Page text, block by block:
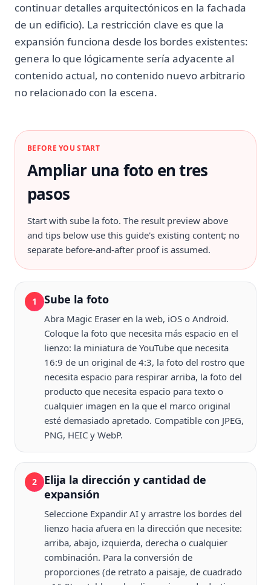
continuar detalles arquitectónicos en la fachada
de un edificio). La restricción clave es que la
expansión funciona desde los bordes existentes:
genera lo que lógicamente sería adyacente al
contenido actual, no contenido nuevo arbitrario
no relacionado con la escena.
BEFORE YOU START
Ampliar una foto en tres
pasos
Start with sube la foto. The result preview above
and tips below use this guide's existing content; no
separate before-and-after proof is assumed.
1 Sube la foto
Abra Magic Eraser en la web, iOS o Android.
Coloque la foto que necesita más espacio en el
lienzo: la miniatura de YouTube que necesita
16:9 de un original de 4:3, la foto del rostro que
necesita espacio para respirar arriba, la foto del
producto que necesita espacio para texto o
cualquier imagen en la que el marco original
esté demasiado apretado. Compatible con JPEG,
PNG, HEIC y WebP.
2
Elija la dirección y cantidad de
expansión
Seleccione Expandir AI y arrastre los bordes del
lienzo hacia afuera en la dirección que necesite:
arriba, abajo, izquierda, derecha o cualquier
combinación. Para la conversión de
proporciones (de retrato a paisaje, de cuadrado